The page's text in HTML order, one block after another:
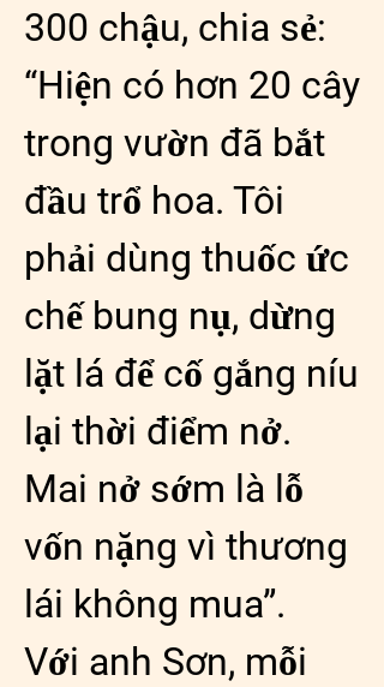
300 chậu, chia sẻ:
“Hiện có hơn 20 cây
trong vườn đã bắt
đầu trổ hoa. Tôi
phải dùng thuốc ức
chế bung nụ, dừng
lặt lá để cố gắng níu
lại thời điểm nở.
Mai nở sớm là lỗ
vốn nặng vì thương
lái không mua”.
Với anh Sơn, mỗi